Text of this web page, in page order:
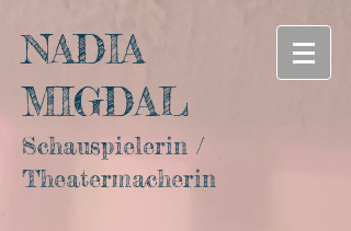
NADIA
MIGDAL
Schauspielerin ​​/
Theatermacherin